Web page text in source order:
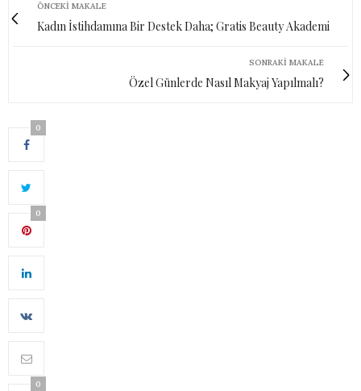
ÖNCEKI MAKALE
Kadın İstihdamına Bir Destek Daha; Gratis Beauty Akademi
SONRAKI MAKALE
Özel Günlerde Nasıl Makyaj Yapılmalı?
0
0
0